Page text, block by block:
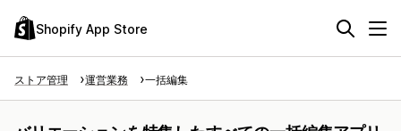
Shopify App Store
ストア管理 運営業務 一括編集